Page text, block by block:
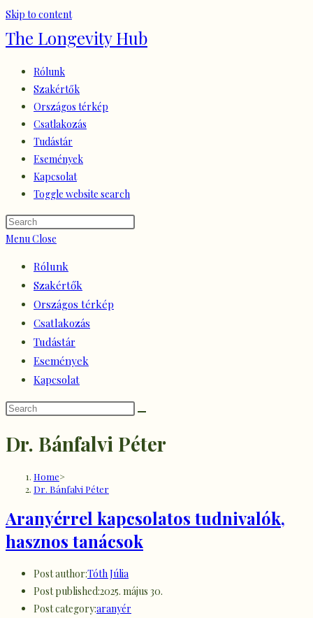
Skip to content
The Longevity Hub
Rólunk
Szakértők
Országos térkép
Csatlakozás
Tudástár
Események
Kapcsolat
Toggle website search
MenuClose
Rólunk
Szakértők
Országos térkép
Csatlakozás
Tudástár
Események
Kapcsolat
Dr. Bánfalvi Péter
Home>
Dr. Bánfalvi Péter
Aranyérrel kapcsolatos tudnivalók,
hasznos tanácsok
Post author:Tóth Júlia
Post published:2025. május 30.
Post category:aranyér